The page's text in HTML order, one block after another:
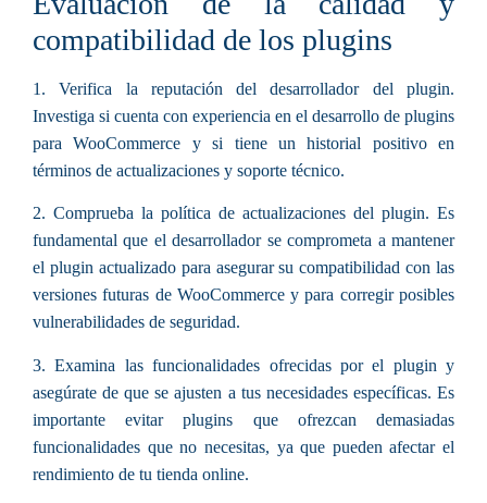
compatibilidad de los plugins
1. Verifica la reputación del desarrollador del plugin.
Investiga si cuenta con experiencia en el desarrollo de plugins
para WooCommerce y si tiene un historial positivo en
términos de actualizaciones y soporte técnico.
2. Comprueba la política de actualizaciones del plugin. Es
fundamental que el desarrollador se comprometa a mantener
el plugin actualizado para asegurar su compatibilidad con las
versiones futuras de WooCommerce y para corregir posibles
vulnerabilidades de seguridad.
3. Examina las funcionalidades ofrecidas por el plugin y
asegúrate de que se ajusten a tus necesidades específicas. Es
importante evitar plugins que ofrezcan demasiadas
funcionalidades que no necesitas, ya que pueden afectar el
rendimiento de tu tienda online.